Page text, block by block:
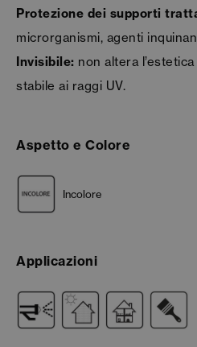
Protezione dei supporti
microrganismi, agenti
Invisibile: non altera
stabile ai raggi UV.
Aspetto e Colore
Incolore
Applicazioni